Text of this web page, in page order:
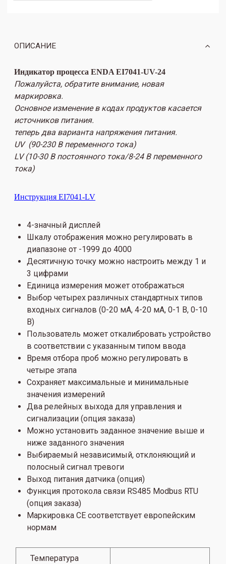
ОПИСАНИЕ
Индикатор процесса ENDA EI7041-UV-24
Пожалуйста, обратите внимание, новая
маркировка.
Основное изменение в кодах продуктов касается
источников питания.
теперь два варианта напряжения питания.
UV (90-230 В переменного тока)
LV (10-30 В постоянного тока/8-24 В переменного
тока)
Инструкция EI7041-LV
4-значный дисплей
Шкалу отображения можно регулировать в
диапазоне от -1999 до 4000
Десятичную точку можно настроить между 1 и
3 цифрами
Единица измерения может отображаться
Выбор четырех различных стандартных типов
входных сигналов (0-20 мА, 4-20 мА, 0-1 В, 0-10
В)
Пользователь может откалибровать устройство
в соответствии с указанным типом ввода
Время отбора проб можно регулировать в
четыре этапа
Сохраняет максимальные и минимальные
значения измерений
Два релейных выхода для управления и
сигнализации (опция заказа)
Можно установить заданное значение выше и
ниже заданного значения
Выбираемый независимый, отклоняющий и
полосный сигнал тревоги
Выход питания датчика (опция)
Функция протокола связи RS485 Modbus RTU
(опция заказа)
Маркировка CE соответствует европейским
нормам
Температура